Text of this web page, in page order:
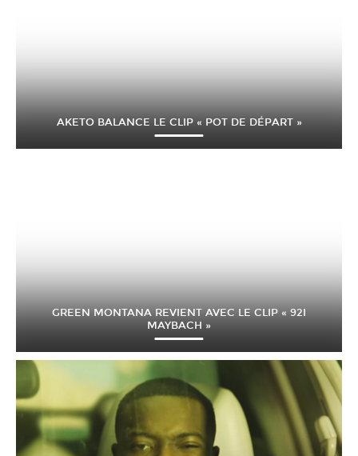
AKETO BALANCE LE CLIP « POT DE DÉPART »
GREEN MONTANA REVIENT AVEC LE CLIP « 92I
MAYBACH »